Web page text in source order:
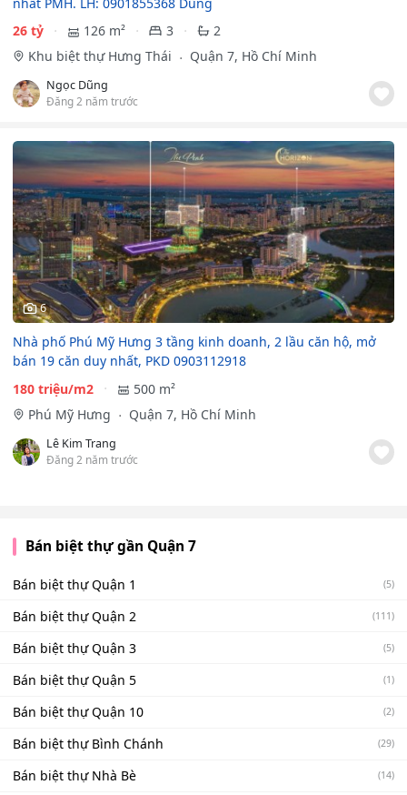
26 tỷ
126 m² 3
2
Khu biệt thự Hưng Thái
Quận 7, Hồ Chí Minh
Ngọc Dũng
Đăng 2 năm trước
6
Nhà phố Phú Mỹ Hưng 3 tầng kinh doanh, 2 lầu căn hộ, mở
bán 19 căn duy nhất, PKD 0903112918
180 triệu/m2
500 m²
Phú Mỹ Hưng
Quận 7, Hồ Chí Minh
Lê Kim Trang
Đăng 2 năm trước
Bán biệt thự gần Quận 7
Bán biệt thự Quận 1 (5)
Bán biệt thự Quận 2 (111)
Bán biệt thự Quận 3 (5)
Bán biệt thự Quận 5 (1)
Bán biệt thự Quận 10 (2)
Bán biệt thự Bình Chánh (29)
Bán biệt thự Nhà Bè (14)